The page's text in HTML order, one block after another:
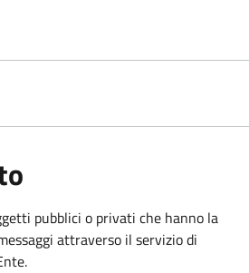
pubblici o privati che hanno la
attraverso il servizio di